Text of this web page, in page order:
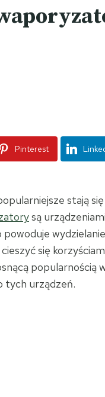
Pinterest
stają się
są
się
tych urządzeń.